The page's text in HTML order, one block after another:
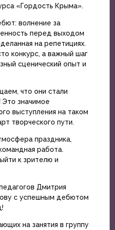
«Гордость Крыма».
волнение за
перед выходом
на репетициях.
конкурс, а важный шаг
сценический опыт и
что они стали
Это значимое
выступления на таком
творческого пути.
праздника,
работа.
к зрителю и
Дмитрия
с успешным дебютом
на занятия в группу